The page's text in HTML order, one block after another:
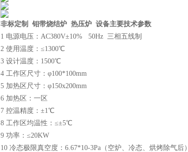
非标定制 钼带烧结炉 热压炉 设备主要技术参数
1 电源电压：AC380V±10% 50Hz 三相五线制
2 使用温度：≤1300℃
3 设计温度：1500℃
4 工作区尺寸：φ100*100mm
5 加热区尺寸：φ150x200mm
6 加热区：一区
7 控温精度：±1℃
8 工作区均温性：≤±5℃
9 功率：≤20KW
10 冷态极限真空度：6.67*10-3Pa（空炉、冷态、烘烤除气后）